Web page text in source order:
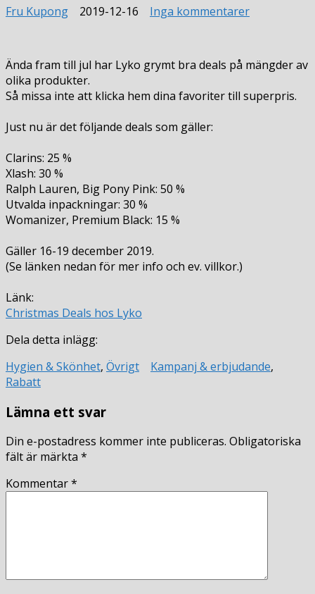
Fru Kupong 2019-12-16 Inga kommentarertill
hos
Lyko
Ända fram till jul har Lyko grymt bra deals på mängder av
olika produkter.
Så missa inte att klicka hem dina favoriter till superpris.
Just nu är det följande deals som gäller:
Clarins: 25 %
Xlash: 30 %
Ralph Lauren, Big Pony Pink: 50 %
Utvalda inpackningar: 30 %
Womanizer, Premium Black: 15 %
Gäller 16-19 december 2019.
(Se länken nedan för mer info och ev. villkor.)
Länk:
Christmas Deals hos Lyko
Dela detta inlägg:
Hygien & Skönhet, Övrigt Kampanj & erbjudande,
Rabatt
Lämna ett svar
Din e-postadress kommer inte publiceras. Obligatoriska
fält är märkta *
Kommentar*